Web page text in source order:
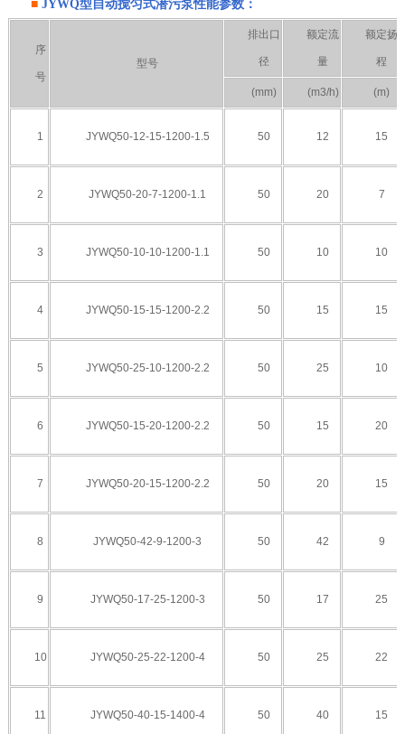
■ JYWQ型 自动搅匀式潜污泵性能参数：
序
号
型号
排出口
径
额定流
量
额定扬
程
(mm) (m3/h) (m)
1 JYWQ50-12-15-1200-1.5 50 12 15
2 JYWQ50-20-7-1200-1.1 50 20 7
3 JYWQ50-10-10-1200-1.1 50 10 10
4 JYWQ50-15-15-1200-2.2 50 15 15
5 JYWQ50-25-10-1200-2.2 50 25 10
6 JYWQ50-15-20-1200-2.2 50 15 20
7 JYWQ50-20-15-1200-2.2 50 20 15
8 JYWQ50-42-9-1200-3 50 42 9
9 JYWQ50-17-25-1200-3 50 17 25
10 JYWQ50-25-22-1200-4 50 25 22
11 JYWQ50-40-15-1400-4 50 40 15